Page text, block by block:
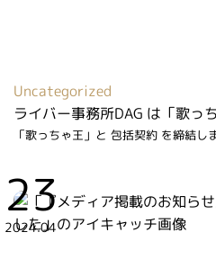
Uncategorized
「歌っちゃ王」と 包括契約 を締結し
23
2024.04